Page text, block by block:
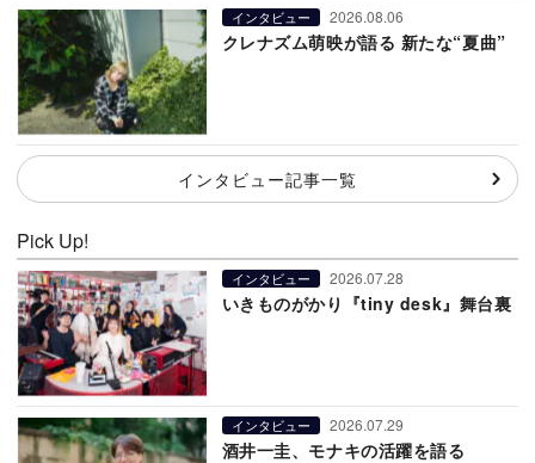
インタビュー 2026.08.06
クレナズム萌映が語る 新たな“夏曲”
インタビュー記事一覧
Pick Up!
インタビュー 2026.07.28
いきものがかり『tiny desk』舞台裏
インタビュー 2026.07.29
酒井一圭、モナキの活躍を語る